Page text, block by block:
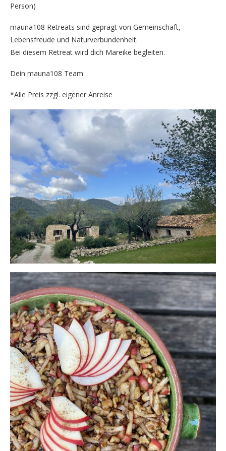
Person)
mauna108 Retreats sind geprägt von Gemeinschaft,
Lebensfreude und Naturverbundenheit.
Bei diesem Retreat wird dich Mareike begleiten.
Dein mauna108 Team
*Alle Preis zzgl. eigener Anreise